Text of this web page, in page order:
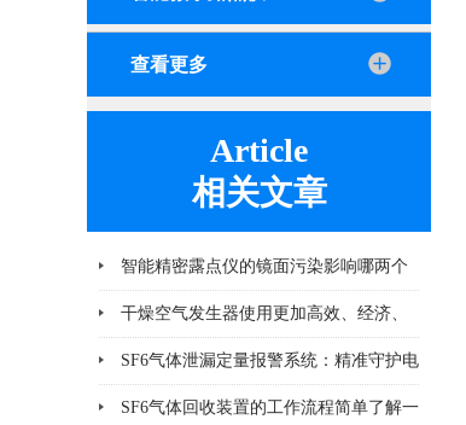
查看更多
Article
相关文章
智能精密露点仪的镜面污染影响哪两个
方面
干燥空气发生器使用更加高效、经济、
安全、环保
SF6气体泄漏定量报警系统：精准守护电
气安全
SF6气体回收装置的工作流程简单了解一